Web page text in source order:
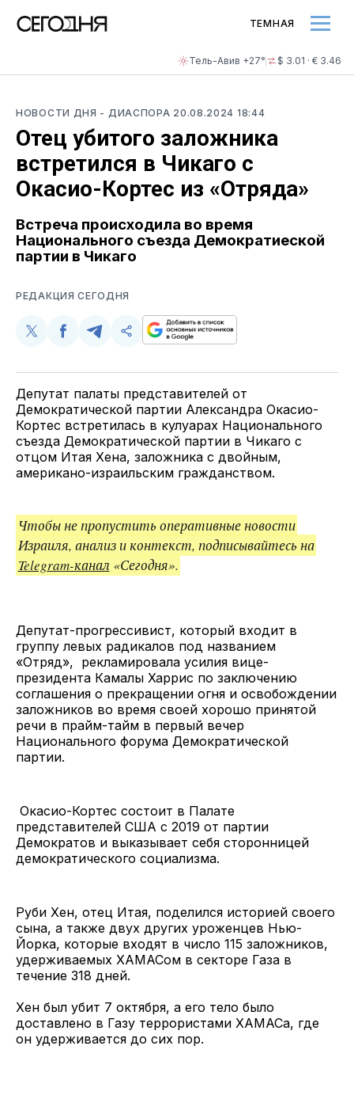
Тель-Авив +27° $ 3.01 · € 3.46
ТЕМНАЯ
НОВОСТИ ДНЯ - ДИАСПОРА 20.08.2024 18:44
Отец убитого заложника
встретился в Чикаго с
Окасио-Кортес из «Отряда»
Встреча происходила во время
Национального съезда Демократиеской
партии в Чикаго
РЕДАКЦИЯ СЕГОДНЯ
Поделиться
Twitter
Поделиться
Facebook
Поделиться
Telegram
Скопируйте
поделитесь
Депутат палаты представителей от
Демократической партии Александра Окасио-
Кортес встретилась в кулуарах Национального
съезда Демократической партии в Чикаго с
отцом Итая Хена, заложника с двойным,
американо-израильским гражданством.
Чтобы не пропустить оперативные новости
Израиля, анализ и контекст, подписывайтесь на
Telegram-канал «Сегодня».
Депутат-прогрессивист, который входит в
группу левых радикалов под названием
«Отряд», рекламировала усилия вице-
президента Камалы Харрис по заключению
соглашения о прекращении огня и освобождении
заложников во время своей хорошо принятой
речи в прайм-тайм в первый вечер
Национального форума Демократической
партии.
Окасио-Кортес состоит в Палате
представителей США с 2019 от партии
Демократов и выказывает себя сторонницей
демократического социализма.
Руби Хен, отец Итая, поделился историей своего
сына, а также двух других уроженцев Нью-
Йорка, которые входят в число 115 заложников,
удерживаемых ХАМАСом в секторе Газа в
течение 318 дней.
Хен был убит 7 октября, а его тело было
доставлено в Газу террористами ХАМАСа, где
он удерживается до сих пор.